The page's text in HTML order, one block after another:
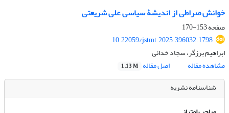
خوانش صراطی از اندیشۀ سیاسی علی شریعتی
صفحه153-170
10.22059/jstmt.2025.396032.1798
ابراهیم برزگر، سجاد خدائی
مشاهده مقاله
اصل مقاله 1.13 M
شناسنامه نشریه